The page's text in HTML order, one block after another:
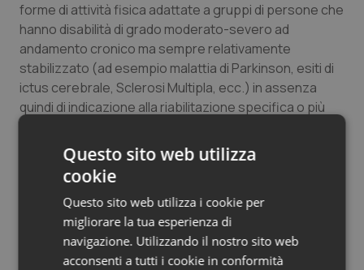
forme di attività fisica adattate a gruppi di persone che
hanno disabilità di grado moderato-severo ad
andamento cronico ma sempre relativamente
stabilizzato (ad esempio malattia di Parkinson, esiti di
ictus cerebrale, Sclerosi Multipla, ecc.) in assenza
quindi di indicazione alla riabilitazione specifica o più
Si tratta quindi di sfatare lo stereotipo, purtroppo
ancora frequente, per il quale l’attività fisica possa
nuocere alla persona con disabilità. E’ vero tutto il
contrario: l’adozione di uno stile di vita sedentario
contribuisce quasi sempre ad aggravare gli effetti
negativi di una patologia disabilitante.
Questo sito web utilizza
cookie
Questo sito web utilizza i cookie per
migliorare la tua esperienza di
navigazione. Utilizzando il nostro sito web
acconsenti a tutti i cookie in conformità